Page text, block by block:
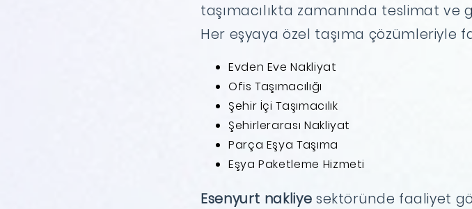
taşımacılıkta zamanında teslimat ve
Her eşyaya özel taşıma çözümleriyle
Evden Eve Nakliyat
Ofis Taşımacılığı
Şehir İçi Taşımacılık
Şehirlerarası Nakliyat
Parça Eşya Taşıma
Eşya Paketleme Hizmeti
Esenyurt nakliye sektöründe faaliyet